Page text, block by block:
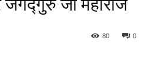
जगद्गुरु जी महाराज
0
80